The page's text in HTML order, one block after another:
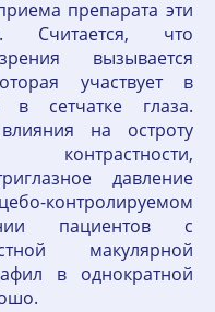
препарата эти
Считается, что
вызывается
участвует в
в сетчатке глаза.
на остроту
давление
контролируемом
пациентов с
макулярной
в однократной